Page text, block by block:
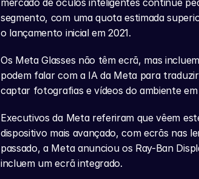
mercado de óculos inteligentes continue
segmento, com uma quota estimada
o lançamento inicial em 2021.
Os Meta Glasses não têm ecrã, mas
podem falar com a IA da Meta para
captar fotografias e vídeos do ambiente
Executivos da Meta referiram que vêem
dispositivo mais avançado, com ecrãs nas
passado, a Meta anunciou os Ray-Ban
incluem um ecrã integrado.